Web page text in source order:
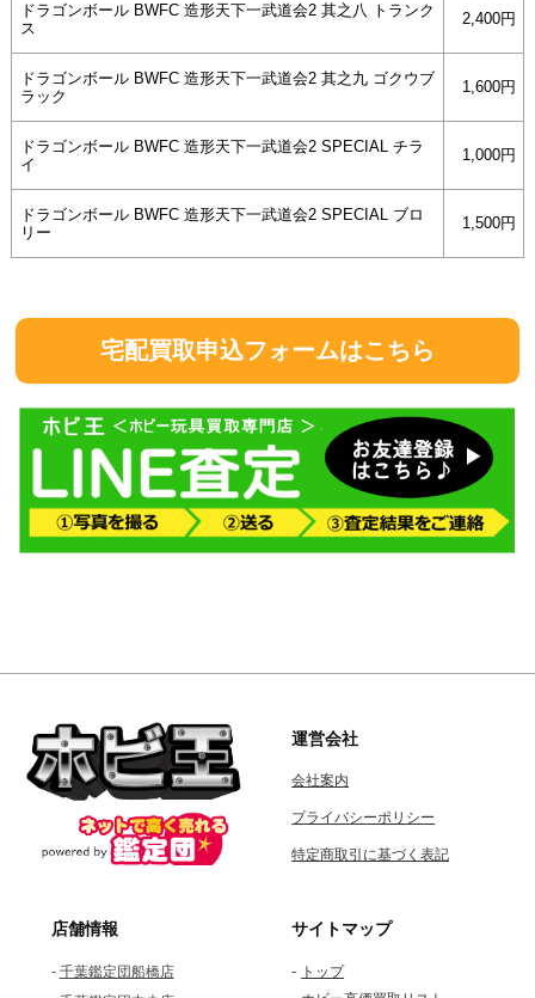
ドラゴンボール BWFC 造形天下一武道会2 其之八 トランク
ス
2,400円
ドラゴンボール BWFC 造形天下一武道会2 其之九 ゴクウブ
ラック
1,600円
ドラゴンボール BWFC 造形天下一武道会2 SPECIAL チラ
イ
1,000円
ドラゴンボール BWFC 造形天下一武道会2 SPECIAL ブロ
リー
1,500円
宅配買取申込フォームはこちら
運営会社
会社案内
プライバシーポリシー
特定商取引に基づく表記
店舗情報
- 千葉鑑定団船橋店
サイトマップ
- トップ